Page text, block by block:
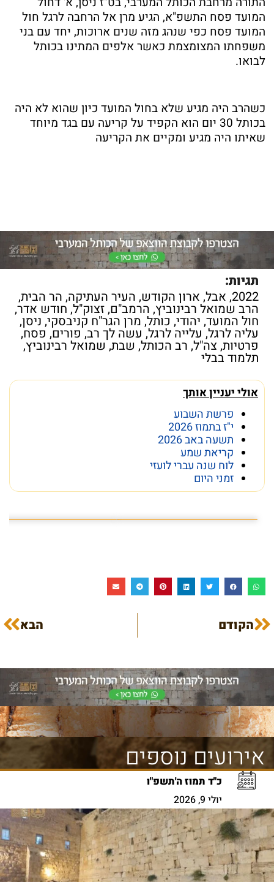
המועד פסח התשפ"א, הגיע מרן אל הרחבה לרגל חול
המועד פסח כפי שנהג מזה שנים ארוכות, יחד עם בני
משפחתו המצומצמת כאשר אלפים המתינו בכותל
לבואו.
כשהרב היה מגיע שלא בחול המועד כיון שהוא לא היה
בכותל 30 יום הוא הקפיד על קריעה עם בגד מיוחד
שאיתו היה מגיע ומקיים את הקריעה
תגיות:
2022
, אבל, ארון הקודש, העיר העתיקה, הר הבית,
הרב שמואל רבינוביץ, הרמב"ם, זצוק"ל, חודש אדר,
חול המועד, יהודי, כותל, מרן הגר"ח קניבסקי, ניסן,
עליה לרגל,עלייה לרגל,עשה לך רב,פורים, פסח,
פרטיות, צה"ל, רב הכותל, שבת,שמואל רבינוביץ,
תלמוד בבלי
אולי יעניין אותך
פרשת השבוע
י"ז בתמוז 2026
תשעה באב 2026
קריאת שמע
לוח שנה עברי לועזי
זמני היום
הקודם הבא
אירועים נוספים
כ"ד תמוז ה'תשפ"ו
יולי 9, 2026